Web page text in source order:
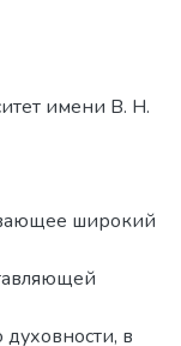
имени В. Н.
широкий
в